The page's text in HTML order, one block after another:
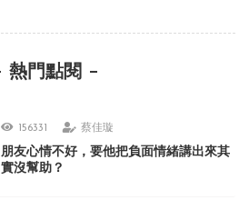
熱門點閱
156331 蔡佳璇
朋友心情不好，要他把負面情緒講出來其
實沒幫助？